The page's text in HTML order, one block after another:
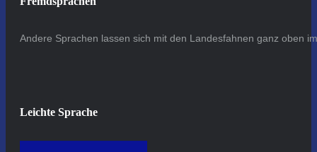
Andere Sprachen lassen sich mit den Landesfahnen ganz oben
Leichte Sprache